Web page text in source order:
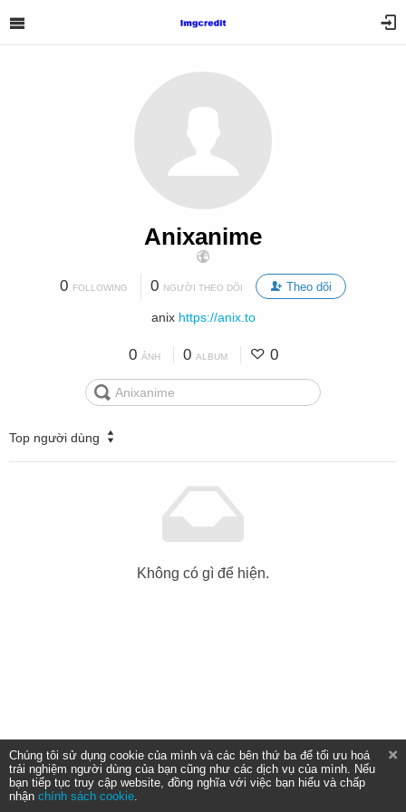
Anixanime
0 FOLLOWING 0 NGƯỜI THEO DÕI Theo dõi
anix https://anix.to
0 ẢNH 0 ALBUM 0
Top người dùng
Không có gì để hiện.
Chúng tôi sử dụng cookie của mình và các bên thứ ba để tối ưu hoá
trải nghiệm người dùng của bạn cũng như các dịch vụ của mình. Nếu
bạn tiếp tục truy cập website, đồng nghĩa với việc bạn hiểu và chấp
nhận chính sách cookie.